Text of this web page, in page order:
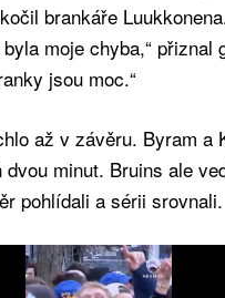
brankáře
moje chyba,“ přiznal
jsou moc.“
až v závěru. Byram a
dvou minut. Bruins ale
pohlídali a sérii srovnali.